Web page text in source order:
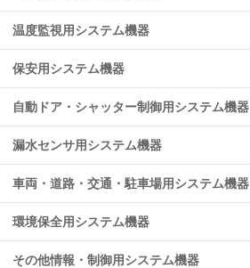
温度監視用システム機器
保安用システム機器
自動ドア・シャッター制御用システム機器
漏水センサ用システム機器
車両・道路・交通・駐車場用システム機器
環境保全用システム機器
その他情報・制御用システム機器